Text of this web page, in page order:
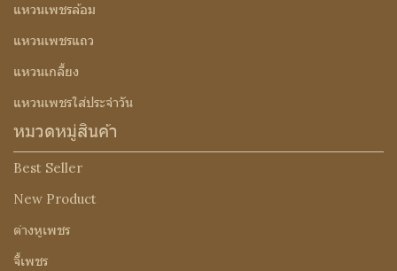
แหวนเพชรล้อม
แหวนเพชรแถว
แหวนเกลี้ยง
แหวนเพชรใส่ประจำวัน
หมวดหมู่สินค้า
Best Seller
New Product
ต่างหูเพชร
จี้เพชร